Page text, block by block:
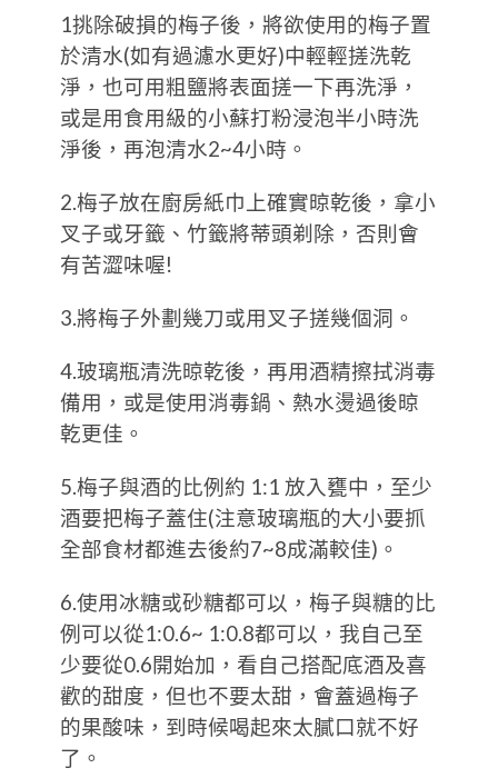
1挑除破損的梅子後，將欲使用的梅子置
於清水(如有過濾水更好)中輕輕搓洗乾
淨，也可用粗鹽將表面搓一下再洗淨，
或是用食用級的小蘇打粉浸泡半小時洗
淨後，再泡清水2~4小時。
2.梅子放在廚房紙巾上確實晾乾後，拿小
叉子或牙籤、竹籤將蒂頭剃除，否則會
有苦澀味喔!
3.將梅子外劃幾刀或用叉子搓幾個洞。
4.玻璃瓶清洗晾乾後，再用酒精擦拭消毒
備用，或是使用消毒鍋、熱水燙過後晾
乾更佳。
5.梅子與酒的比例約 1:1 放入甕中，至少
酒要把梅子蓋住(注意玻璃瓶的大小要抓
全部食材都進去後約7~8成滿較佳)。
6.使用冰糖或砂糖都可以，梅子與糖的比
例可以從1:0.6~ 1:0.8都可以，我自己至
少要從0.6開始加，看自己搭配底酒及喜
歡的甜度，但也不要太甜，會蓋過梅子
的果酸味，到時候喝起來太膩口就不好
了。